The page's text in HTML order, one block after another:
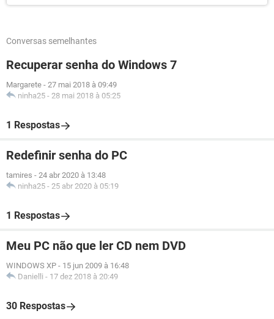
Conversas semelhantes
Recuperar senha do Windows 7
Margarete - 27 mai 2018 à 09:49
ninha25 - 28 mai 2018 à 05:25
1 Respostas
Redefinir senha do PC
tamires - 24 abr 2020 à 13:48
ninha25 - 25 abr 2020 à 05:19
1 Respostas
Meu PC não que ler CD nem DVD
WINDOWS XP - 15 jun 2009 à 16:48
Danielli - 17 dez 2018 à 20:49
30 Respostas